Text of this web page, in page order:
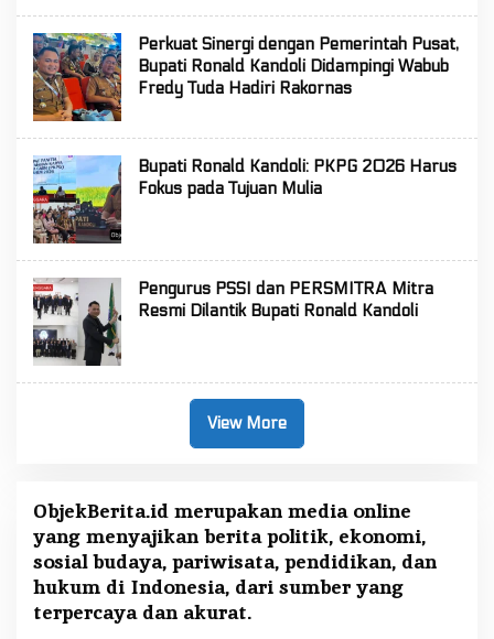
Perkuat Sinergi dengan Pemerintah Pusat,
Bupati Ronald Kandoli Didampingi Wabub
Fredy Tuda Hadiri Rakornas
Bupati Ronald Kandoli: PKPG 2026 Harus
Fokus pada Tujuan Mulia
Pengurus PSSI dan PERSMITRA Mitra
Resmi Dilantik Bupati Ronald Kandoli
View More
ObjekBerita.id merupakan media online
yang menyajikan berita politik, ekonomi,
sosial budaya, pariwisata, pendidikan, dan
hukum di Indonesia, dari sumber yang
terpercaya dan akurat.